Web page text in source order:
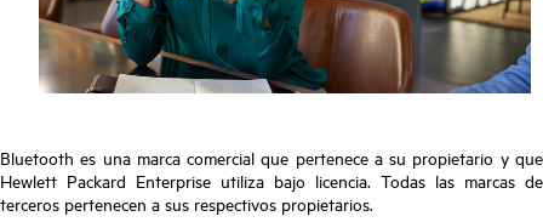
Bluetooth es una marca comercial que pertenece a su propietario y que
Hewlett Packard Enterprise utiliza bajo licencia. Todas las marcas de
terceros pertenecen a sus respectivos propietarios.